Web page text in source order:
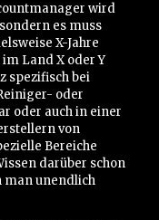
wird
es muss
X-Jahre
Land X oder Y
spezifisch bei
oder
oder auch in einer
von
Bereiche
darüber schon
man unendlich